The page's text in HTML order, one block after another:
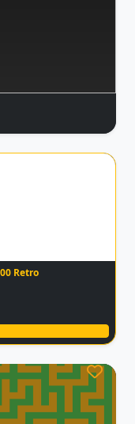
Retro